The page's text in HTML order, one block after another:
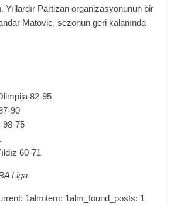
Yıllardır Partizan organizasyonunun bir
Matovic, sezonun geri kalanında
82-95
90
98-75
60-71
Liga
1almitem: 1alm_found_posts: 1